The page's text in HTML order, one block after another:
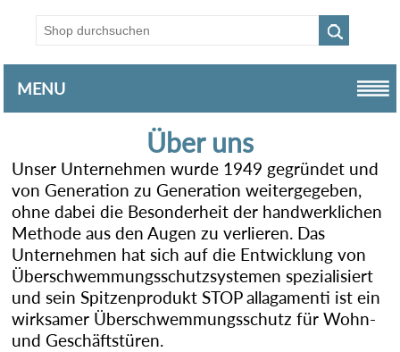
MENU
Über uns
Unser Unternehmen wurde 1949 gegründet und
von Generation zu Generation weitergegeben,
ohne dabei die Besonderheit der handwerklichen
Methode aus den Augen zu verlieren. Das
Unternehmen hat sich auf die Entwicklung von
Überschwemmungsschutzsystemen spezialisiert
und sein Spitzenprodukt STOP allagamenti ist ein
wirksamer Überschwemmungsschutz für Wohn-
und Geschäftstüren.